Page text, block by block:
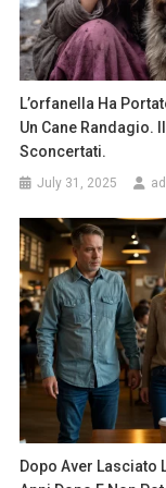
L’orfanella Ha
Un Cane Randagio.
Sconcertati.
July 31, 2025
Dopo Aver Lasciato